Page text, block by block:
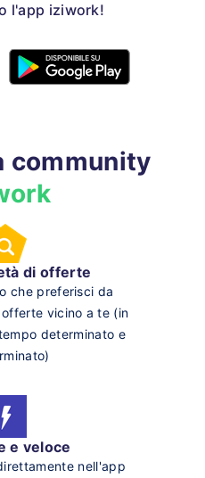
l'app iziwork!
community
di offerte
che preferisci da
vicino a te (in
determinato e
e veloce
nell'app